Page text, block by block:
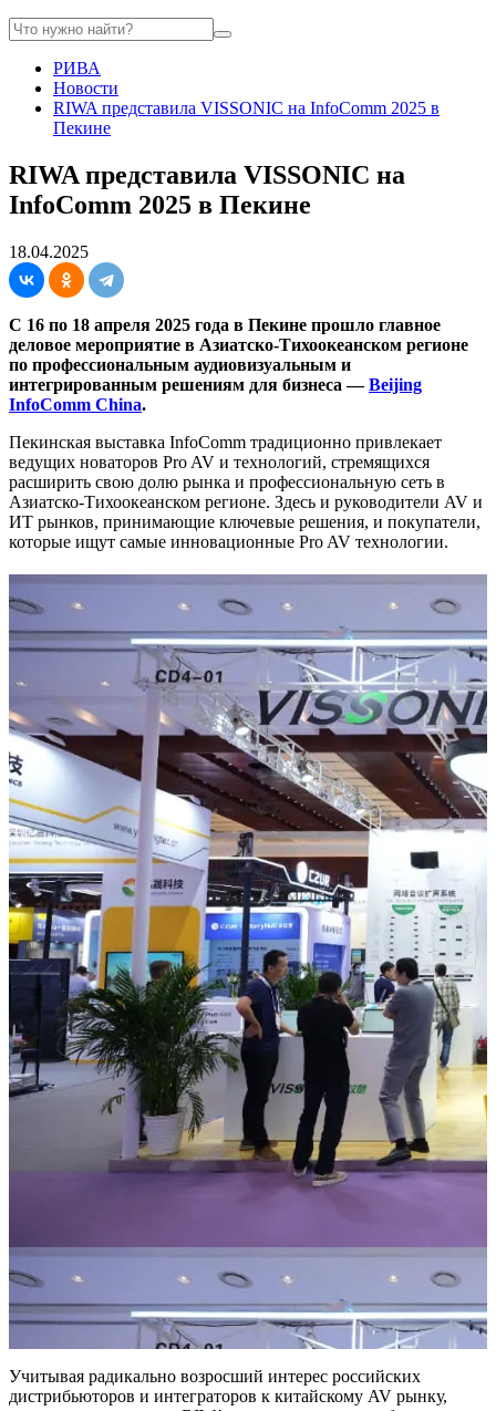
РИВА
Новости
RIWA представила VISSONIC на InfoComm 2025 в
Пекине
RIWA представила VISSONIC на
InfoComm 2025 в Пекине
18.04.2025
С 16 по 18 апреля 2025 года в Пекине прошло главное
деловое мероприятие в Азиатско-Тихоокеанском регионе
по профессиональным аудиовизуальным и
интегрированным решениям для бизнеса —Beijing
InfoComm China.
Пекинская выставка InfoComm традиционно привлекает
ведущих новаторов Pro AV и технологий, стремящихся
расширить свою долю рынка и профессиональную сеть в
Азиатско-Тихоокеанском регионе. Здесь и руководители AV и
ИТ рынков, принимающие ключевые решения, и покупатели,
которые ищут самые инновационные Pro AV технологии.
Учитывая радикально возросший интерес российских
дистрибьюторов и интеграторов к китайскому AV рынку,